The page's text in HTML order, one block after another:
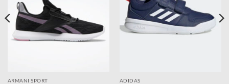
ARMANI SPORT ADIDAS